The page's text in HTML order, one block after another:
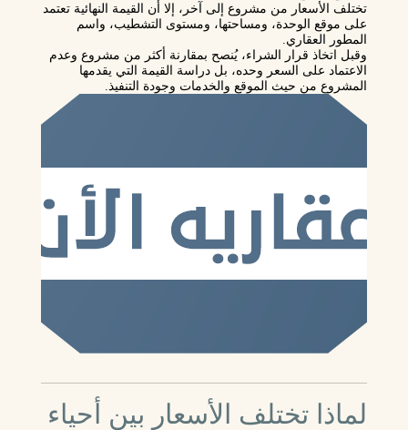
تختلف الأسعار من مشروع إلى آخر، إلا أن القيمة النهائية تعتمد
على موقع الوحدة، ومساحتها، ومستوى التشطيب، واسم
المطور العقاري.
وقبل اتخاذ قرار الشراء، يُنصح بمقارنة أكثر من مشروع وعدم
الاعتماد على السعر وحده، بل دراسة القيمة التي يقدمها
المشروع من حيث الموقع والخدمات وجودة التنفيذ.
لماذا تختلف الأسعار بين أحياء